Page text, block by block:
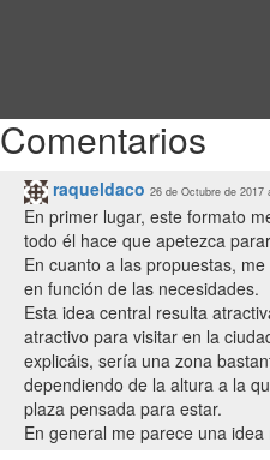
Comentarios
raqueldaco 26 de Octubre de 2017
En primer lugar, este formato
todo él hace que apetezca
En cuanto a las propuestas,
en función de las necesidades.
Esta idea central resulta
atractivo para visitar en la
explicáis, sería una zona
dependiendo de la altura a la
plaza pensada para estar.
En general me parece una